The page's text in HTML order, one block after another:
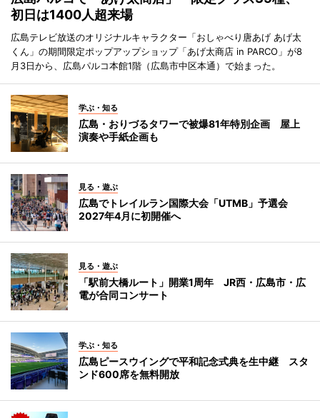
初日は1400人超来場
広島テレビ放送のオリジナルキャラクター「おしゃべり唐あげ あげ太
くん」の期間限定ポップアップショップ「あげ太商店 in PARCO」が8
月3日から、広島パルコ本館1階（広島市中区本通）で始まった。
学ぶ・知る
広島・おりづるタワーで被爆81年特別企画 屋上
演奏や手紙企画も
見る・遊ぶ
広島でトレイルラン国際大会「UTMB」予選会
2027年4月に初開催へ
見る・遊ぶ
「駅前大橋ルート」開業1周年 JR西・広島市・広
電が合同コンサート
学ぶ・知る
広島ピースウイングで平和記念式典を生中継 スタ
ンド600席を無料開放